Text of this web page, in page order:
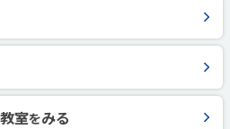
教室をみる